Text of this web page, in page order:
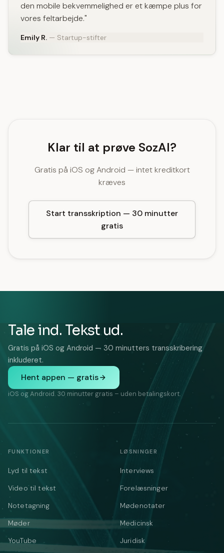
den mobile bekvemmelighed er et kæmpe plus for
vores feltarbejde."
Emily R. — Startup-stifter
Klar til at prøve SozAI?
Gratis på iOS og Android — intet kreditkort
kræves
Start transskription — 30 minutter
gratis
Tale ind. Tekst ud.
Gratis på iOS og Android — 30 minutters transskribering
inkluderet.
Hent appen — gratis
iOS og Android. 30 minutter gratis – uden betalingskort.
FUNKTIONER
Lyd til tekst
Video til tekst
Notetagning
Møder
YouTube
LØSNINGER
Interviews
Forelæsninger
Mødenotater
Medicinsk
Juridisk